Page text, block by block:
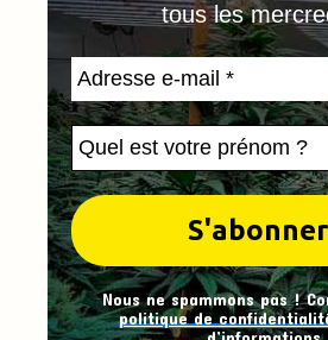
tous les
Nous ne spammons pas !
politique de